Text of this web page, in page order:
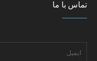
تماس با ما